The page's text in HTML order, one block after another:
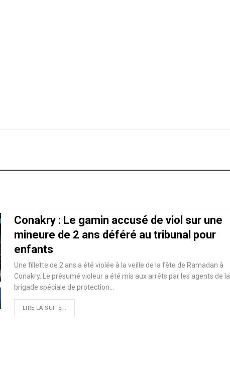
Conakry : Le gamin accusé de viol sur une
mineure de 2 ans déféré au tribunal pour
enfants
Une fillette de 2 ans a été violée à la veille de la fête de Ramadan à
Conakry. Le présumé violeur a été mis aux arrêts par les agents de la
brigade spéciale de protection
LIRE LA SUITE...